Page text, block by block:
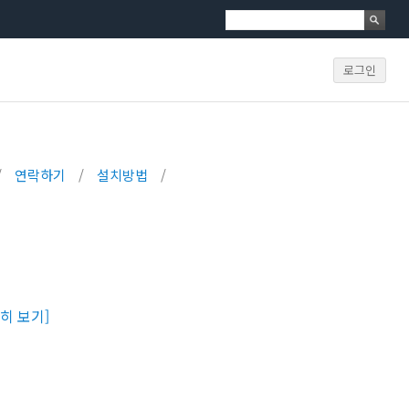
로그인
연락하기 / 설치방법 /
보기]